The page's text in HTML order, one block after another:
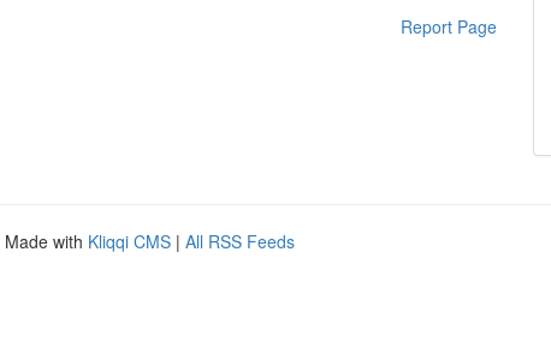
Report Page
Made with Kliqqi CMS | All RSS Feeds